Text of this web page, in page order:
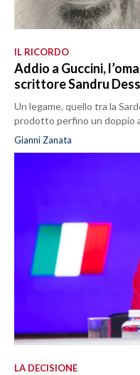
IL RICORDO
Addio a Guccini,
scrittore Sandru
Un legame, quello tra la
prodotto perfino un doppio
Gianni Zanata
LA DECISIONE